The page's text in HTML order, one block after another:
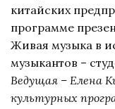
китайских
программе
Живая музыка в
музыкантов –
Ведущая – Елена
культурных